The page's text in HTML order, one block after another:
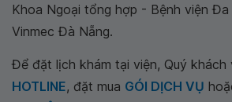
Khoa Ngoại tổng hợp - Bệnh viện
Vinmec Đà Nẵng.
Để đặt lịch khám tại viện, Quý khách
HOTLINE, đặt mua GÓI DỊCH VỤ